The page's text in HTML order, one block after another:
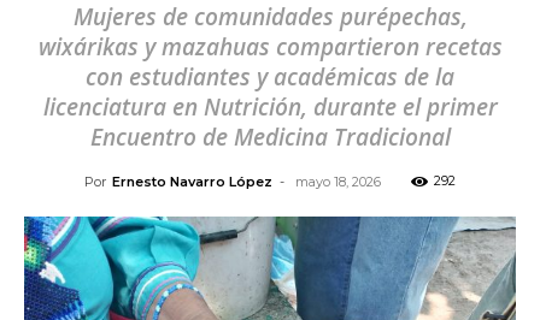
Mujeres de comunidades purépechas,
wixárikas y mazahuas compartieron recetas
con estudiantes y académicas de la
licenciatura en Nutrición, durante el primer
Encuentro de Medicina Tradicional
Por Ernesto Navarro López - mayo 18, 2026 292